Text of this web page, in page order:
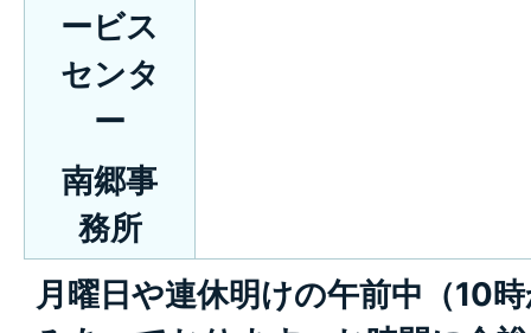
ービス
センタ
ー
南郷事
務所
月曜日や連休明けの午前中（10